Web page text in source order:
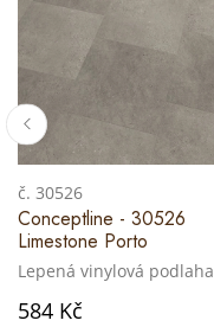
č. 30526
Conceptline - 30526
Limestone Porto
Lepená vinylová podlaha
584 Kč